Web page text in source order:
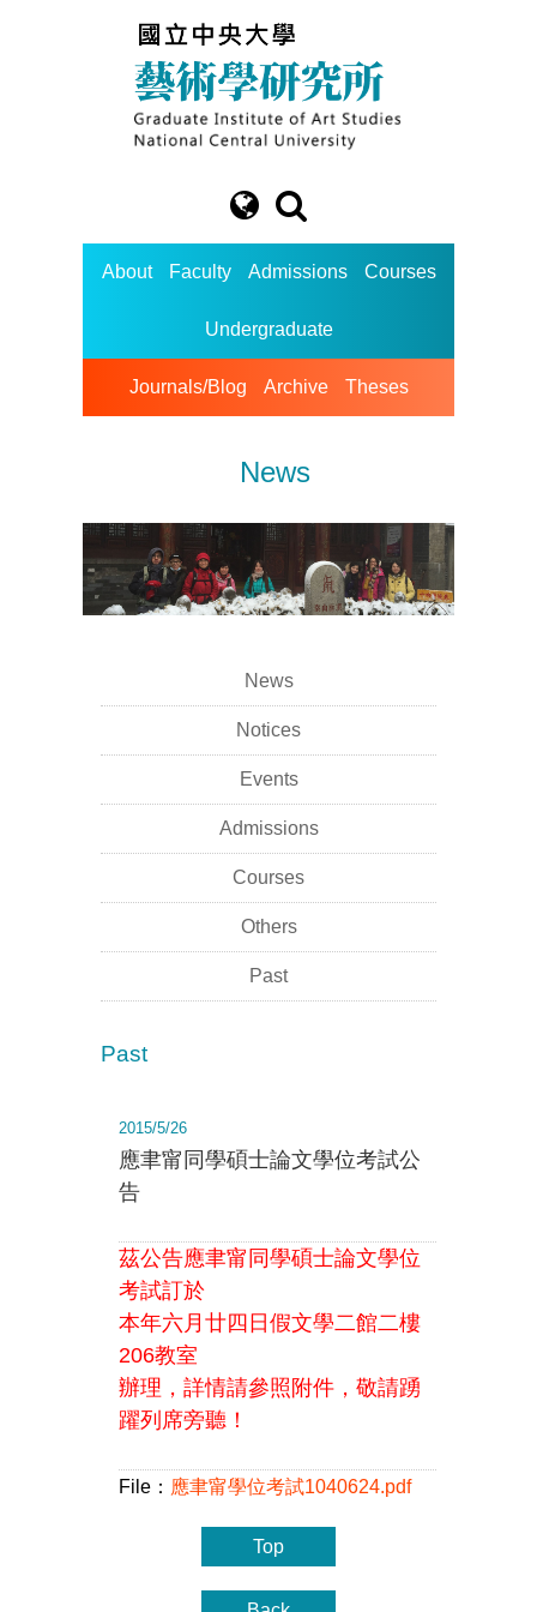
About Faculty Admissions Courses
Undergraduate
Journals/Blog Archive Theses
News
News
Notices
Events
Admissions
Courses
Others
Past
Past
2015/5/26
應聿甯同學碩士論文學位考試公
告
茲公告應聿甯同學碩士論文學位
考試訂於
本年六月廿四日假文學二館二樓
206教室
辦理， 詳情請參照附件，敬請踴
躍列席旁聽！
File： 應聿甯學位考試1040624.pdf
Top